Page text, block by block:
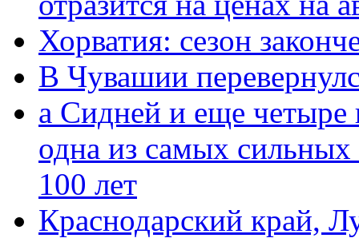
Хорватия: сезон
В Чувашии
а Сидней и еще четыре
одна из самых
100 лет
Краснодарский край,